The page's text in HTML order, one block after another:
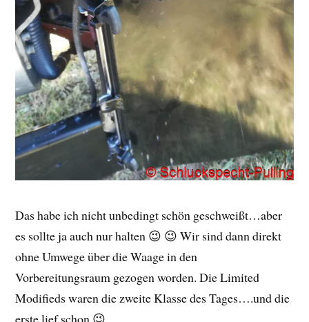
Das habe ich nicht unbedingt schön geschweißt…aber
es sollte ja auch nur halten 😉 😉 Wir sind dann direkt
ohne Umwege über die Waage in den
Vorbereitungsraum gezogen worden. Die Limited
Modifieds waren die zweite Klasse des Tages….und die
erste lief schon 😉